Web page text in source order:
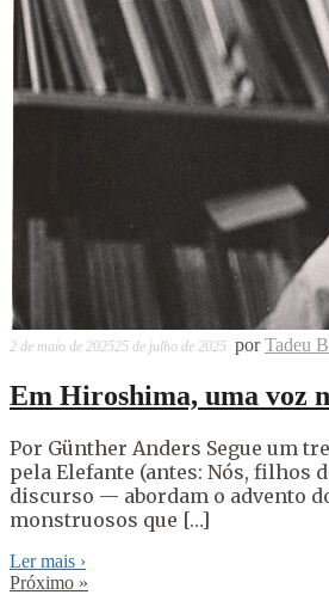
2 de maio de 202525 de julho de 2025 porTadeu
Em Hiroshima, uma voz
Por Günther Anders Segue um
pela Elefante (antes: Nós, filhos
discurso — abordam o advento
monstruosos que […]
Ler mais ›
Próximo »